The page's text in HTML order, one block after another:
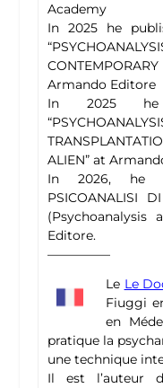
Academy
In 2025 he
Armando Editore
In 2025 he
ALIEN” at
In 2026, he
PSICOANALISI
(Psychoanalysis
Editore.
—————
Le Le
Fiuggi
en
pratique la
une technique
Il est l’auteur